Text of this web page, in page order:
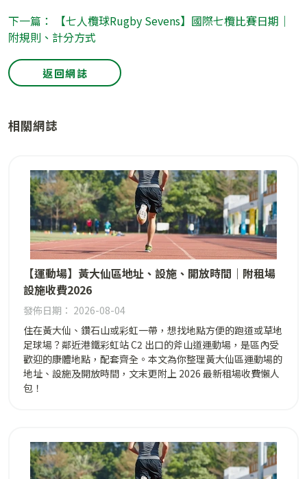
下一篇： 【七人欖球Rugby Sevens】國際七欖比賽日期｜
附規則、計分方式
返回網誌
相關網誌
【運動場】黃大仙區地址、設施、開放時間｜附租場
設施收費2026
發佈日期： 2026-08-04
住在黃大仙、鑽石山或彩虹一帶，想找地點方便的跑道或草地
足球場？鄰近港鐵彩虹站 C2 出口的斧山道運動場，是區內受
歡迎的康體地點，配套齊全。本文為你整理黃大仙區運動場的
地址、設施及開放時間，文末更附上 2026 最新租場收費懶人
包！